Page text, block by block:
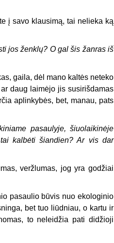
į savo klausimą, tai nelieka ką
jos ženklų? O gal šis žanras iš
gaila, dėl mano kaltės neteko
daug laimėjo jis susirišdamas
aplinkybės, bet, manau, pats
pasaulyje, šiuolaikinėje
kalbėti šiandien? Ar vis dar
veržlumas, jog yra godžiai
pasaulio būvis nuo ekologinio
bet tuo liūdniau, o kartu ir
to neleidžia pati didžioji